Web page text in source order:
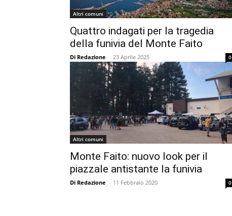
Altri comuni
Quattro indagati per la tragedia
della funivia del Monte Faito
Di Redazione - 23 Aprile 2025 0
Altri comuni
Monte Faito: nuovo look per il
piazzale antistante la funivia
Di Redazione - 11 Febbraio 2020 0